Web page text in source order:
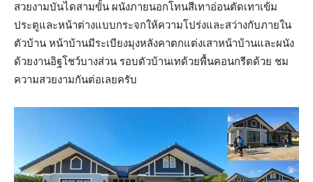
สวยงามบันไดสามขั้น ผนังภายนอกโทนสีเทาอ่อนตัดเทาเข้ม
ประตูและหน้าต่างแบบกระจกให้ความโปร่งและสว่างกับภายใน
ตัวบ้าน หน้าบ้านมีระเบียงมุงหลังคาตกแต่งเสาหน้าบ้านและผนัง
ด้วยงานอิฐโชว์บางส่วน รอบตัวบ้านเทด้วยพื้นคอนกรีตด้วย ชม
ความสวยงามกันต่อเลยครับ